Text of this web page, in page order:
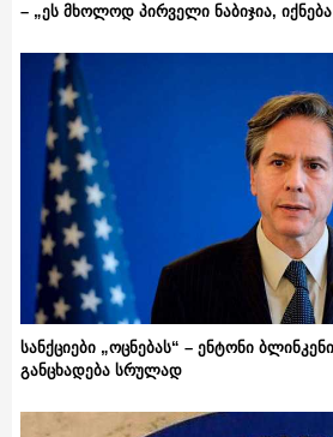
– „ეს მხოლოდ პირველი ნაბიჯია, იქნება
სანქციები „ოცნებას“ – ენტონი
განცხადება სრულად